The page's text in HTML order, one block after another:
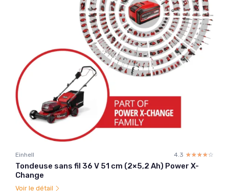
Einhell 4.3 ☆☆☆☆☆
★★★★★
Tondeuse sans fil 36 V 51 cm (2×5,2 Ah) Power X-
Change
Voir le détail